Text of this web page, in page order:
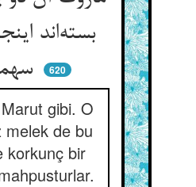
بسته‌اند
سهمناک
620
Marut gibi. O
melek de bu
korkunç bir